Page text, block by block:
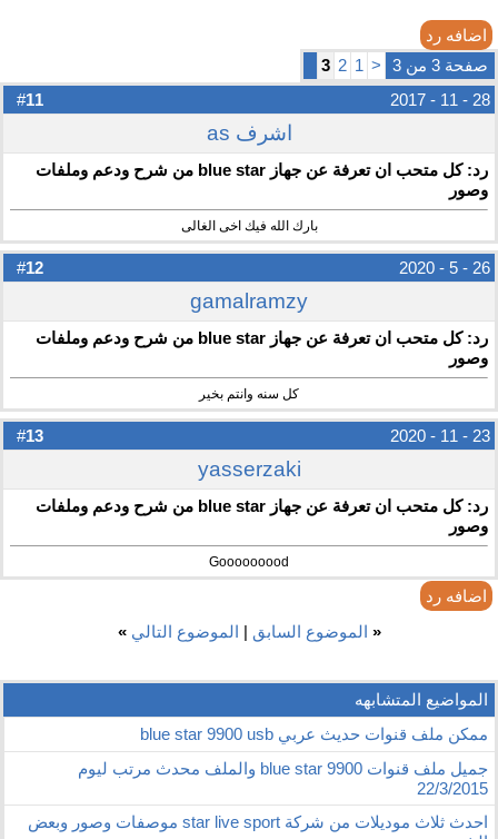
اضافه رد
صفحة 3 من 3
<
1
2
3
11 28 - 11 - 2017
اشرف as
رد: كل متحب ان تعرفة عن جهاز blue star من شرح ودعم وملفات
وصور
بارك الله فيك اخى الغالى
12 26 - 5 - 2020
gamalramzy
رد: كل متحب ان تعرفة عن جهاز blue star من شرح ودعم وملفات
وصور
كل سنه وانتم بخير
13 23 - 11 - 2020
yasserzaki
رد: كل متحب ان تعرفة عن جهاز blue star من شرح ودعم وملفات
وصور
Gooooooood
اضافه رد
« الموضوع السابق | الموضوع التالي »
المواضيع المتشابهه
ممكن ملف قنوات حديث عربي blue star 9900 usb
جميل ملف قنوات blue star 9900 والملف محدث مرتب ليوم
22/3/2015
احدث ثلاث موديلات من شركة star live sport موصفات وصور وبعض